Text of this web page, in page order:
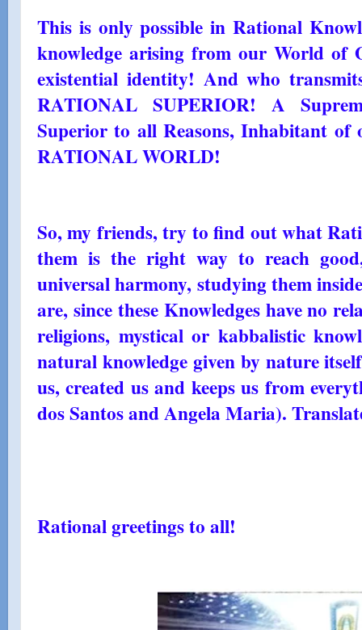
This is only possible in Rational
knowledge arising from our World
existential identity! And who
RATIONAL SUPERIOR! A
Superior to all Reasons, Inhabitant
RATIONAL WORLD!
So, my friends, try to find out what
them is the right way to reach
universal harmony, studying them
are, since these Knowledges have no
religions, mystical or kabbalistic
natural knowledge given by nature
us, created us and keeps us from
dos Santos and Angela Maria).
Rational greetings to all!